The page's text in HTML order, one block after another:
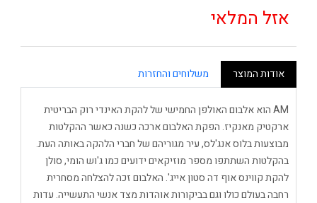
אזל המלאי
אודות המוצר משלוחים והחזרות
AM הוא אלבום האולפן החמישי של להקת האינדי רוק הבריטית
ארקטיק מאנקיז. הפקת האלבום ארכה כשנה כאשר ההקלטות
מבוצעות בלוס אנג'לס, עיר מגוריהם של חברי הלהקה באותה העת.
בהקלטות השתתפו מספר מוזיקאים ידועים כמו ג'וש הומי, סולן
להקת קווינס אוף דה סטון אייג'. האלבום זכה להצלחה מסחרית
רחבה בעולם כולו וגם בביקורות אוהדות מצד אנשי התעשייה. עדות